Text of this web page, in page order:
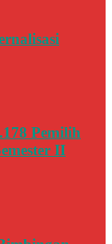
Pemilih
II